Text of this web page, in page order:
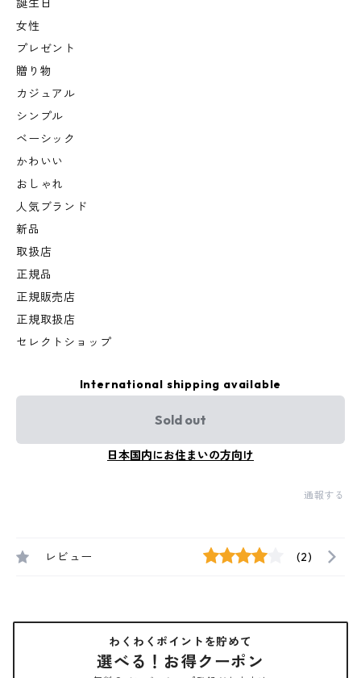
誕生日
女性
プレゼント
贈り物
カジュアル
シンプル
ベーシック
かわいい
おしゃれ
人気ブランド
新品
取扱店
正規品
正規販売店
正規取扱店
セレクトショップ
International shipping available
Sold out
日本国内にお住まいの方向け
通報する
レビュー (2)
わくわくポイントを貯めて
選べる！お得クーポン